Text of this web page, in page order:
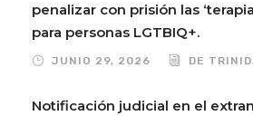
penalizar con prisión las
para personas LGTBIQ+.
JUNIO 29, 2026 DE
Notificación judicial en el